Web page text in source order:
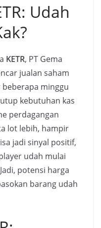
Udah
KETR, PT Gema
jualan saham
minggu
kebutuhan kas
perdagangan
lot lebih, hampir
jadi sinyal positif,
udah mulai
potensi harga
barang udah